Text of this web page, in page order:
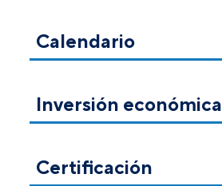
Calendario
Inversión económica
Certificación